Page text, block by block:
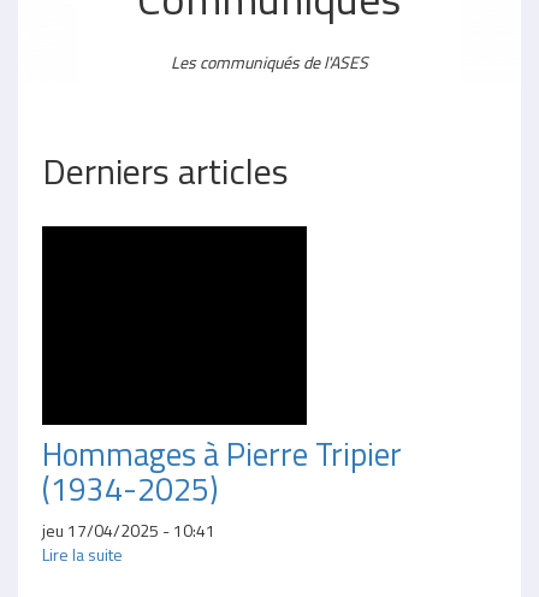
Les communiqués de l'ASES
Derniers articles
Hommages à Pierre Tripier
(1934-2025)
jeu 17/04/2025 - 10:41
Lire la suite